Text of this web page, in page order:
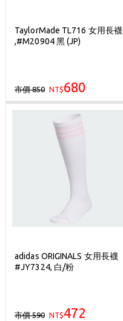
TaylorMade TL716 女用長襪
,#M20904 黑 (JP)
市價 850 NT$680
adidas ORIGINALS 女用長襪
#JY7324, 白/粉
市價 590 NT$472